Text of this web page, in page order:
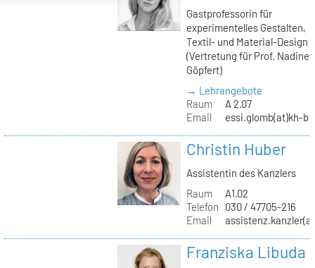
Gastprofessorin für
experimentelles Gestalten,
Textil- und Material-Design
(Vertretung für Prof. Nadine
Göpfert)
→ Lehrangebote
Raum
A 2.07
Email
essi.glomb(at)kh-
Christin Huber
Assistentin des Kanzlers
Raum
A1.02
Telefon
030 / 47705-216
Email
Franziska Libuda